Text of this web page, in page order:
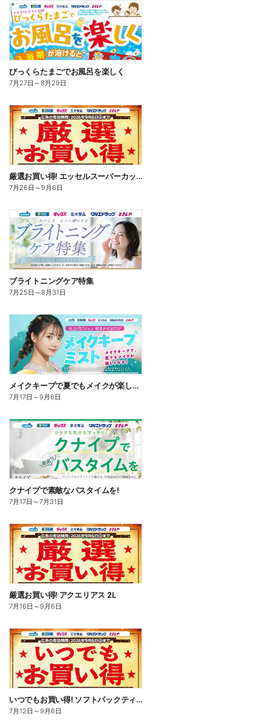
びっくらたまごでお風呂を楽しく
7月27日 ～8月29日
厳選お買い得! エッセルスーパーカップ
7月26日 ～9月6日
ブライトニングケア特集
7月25日 ～8月31日
メイクキープで夏でもメイクが楽しくなる!
7月17日 ～9月6日
クナイプで素敵なバスタイムを!
7月17日 ～7月31日
厳選お買い得! アクエリアス 2L
7月16日 ～9月6日
いつでもお買い得! ソフトパックティッシュ
7月12日 ～9月6日